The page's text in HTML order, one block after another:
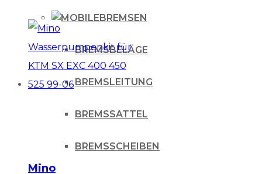
BREMSEN
BREMSBELÄGE
BREMSLEITUNG
BREMSSATTEL
BREMSSCHEIBEN
Mino